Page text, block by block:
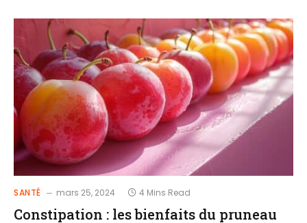
SANTÉ mars 25, 2024 4 Mins Read
Constipation : les bienfaits du pruneau